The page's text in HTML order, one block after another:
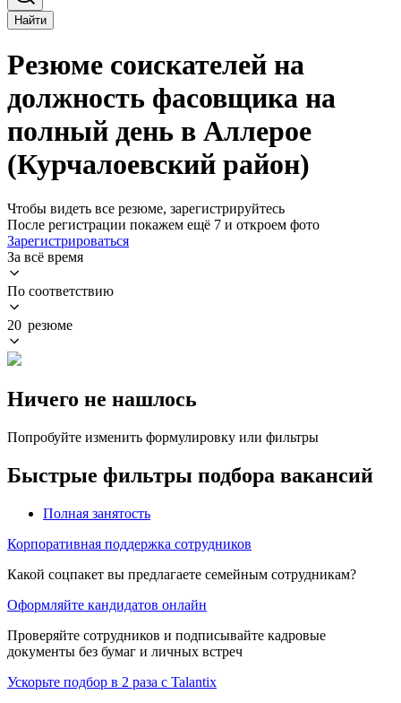
Найти
Резюме соискателей на
должность фасовщика на
полный день в Аллерое
(Курчалоевский район)
Чтобы видеть все резюме, зарегистрируйтесь
После регистрации покажем ещё 7 и откроем фото
Зарегистрироваться
За всё время
По соответствию
20 резюме
Ничего не нашлось
Попробуйте изменить формулировку или фильтры
Быстрые фильтры подбора вакансий
Полная занятость
Корпоративная поддержка сотрудников
Какой соцпакет вы предлагаете семейным сотрудникам?
Оформляйте кандидатов онлайн
Проверяйте сотрудников и подписывайте кадровые
документы без бумаг и личных встреч
Ускорьте подбор в 2 раза с Talantix